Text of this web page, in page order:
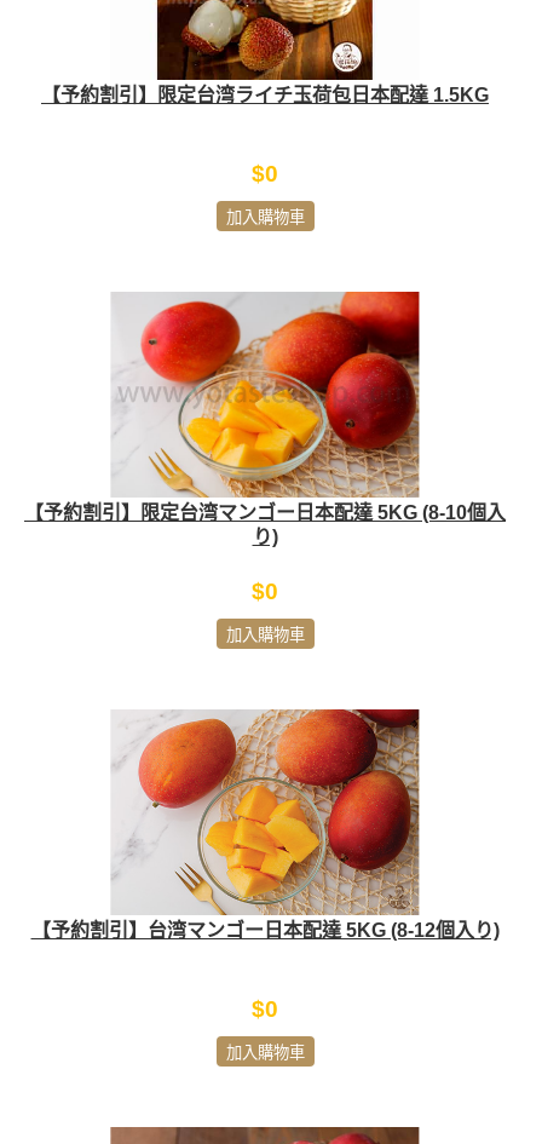
【予約割引】限定台湾ライチ玉荷包日本配達 1.5KG
$0
加入購物車
【予約割引】限定台湾マンゴー日本配達 5KG (8-10個入
り)
$0
加入購物車
【予約割引】台湾マンゴー日本配達 5KG (8-12個入り)
$0
加入購物車